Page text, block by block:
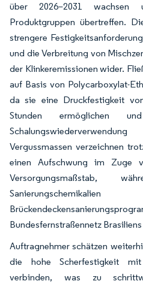
über 2026–2031
Produktgruppen übertreffen.
strengere
und die Verbreitung von
der Klinkeremissionen wider.
auf Basis von Polycarboxylat-
da sie eine Druckfestigkeit
Stunden ermöglichen
Vergussmassen verzeichnen
einen Aufschwung im Zuge
Versorgungsmaßstab,
Bundesfernstraßennetz
Auftragnehmer schätzen
die hohe Scherfestigkeit
verbinden, was zu